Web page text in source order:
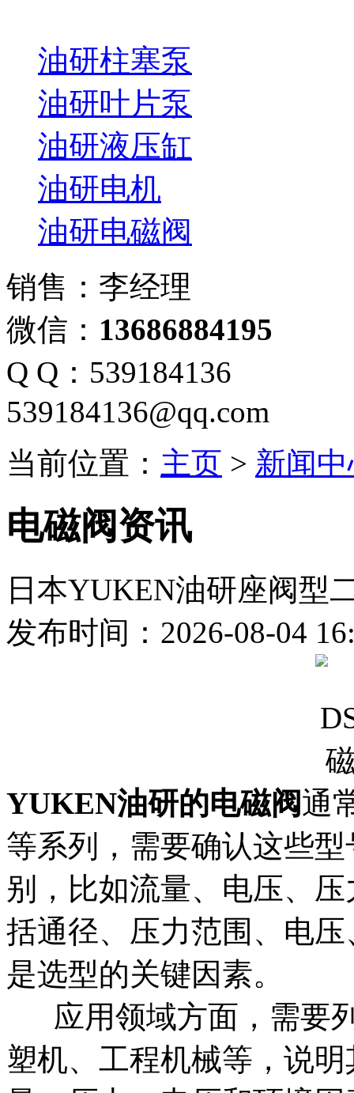
油研柱塞泵
油研叶片泵
油研液压缸
油研电机
油研电磁阀
销售：李经理
微信： 13686884195
Q Q：539184136
539184136@qq.com
当前位置： 主页 > 新闻
电磁阀资讯
日本YUKEN油研座阀型
发布时间：2026-08-04
YUKEN油研的电磁阀通
等系列，需要确认这些
别，比如流量、电压、
括通径、压力范围、电
是选型的关键因素。
应用领域方面，需要
塑机、工程机械等，说